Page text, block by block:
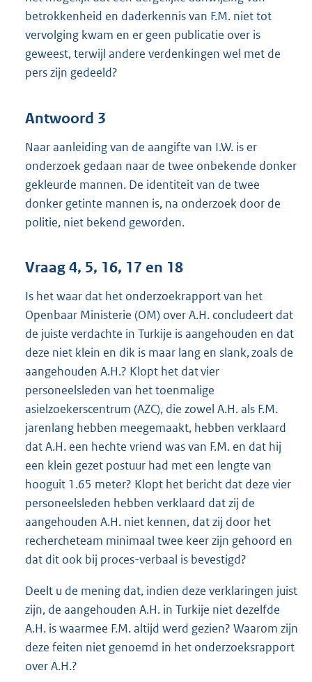
betrokkenheid en daderkennis van F.M. niet tot
vervolging kwam en er geen publicatie over is
geweest, terwijl andere verdenkingen wel met de
pers zijn gedeeld?
Antwoord 3
Naar aanleiding van de aangifte van I.W. is er
onderzoek gedaan naar de twee onbekende donker
gekleurde mannen. De identiteit van de twee
donker getinte mannen is, na onderzoek door de
politie, niet bekend geworden.
Vraag 4, 5, 16, 17 en 18
Is het waar dat het onderzoekrapport van het
Openbaar Ministerie (OM) over A.H. concludeert dat
de juiste verdachte in Turkije is aangehouden en dat
deze niet klein en dik is maar lang en slank, zoals de
aangehouden A.H.? Klopt het dat vier
personeelsleden van het toenmalige
asielzoekerscentrum (AZC), die zowel A.H. als F.M.
jarenlang hebben meegemaakt, hebben verklaard
dat A.H. een hechte vriend was van F.M. en dat hij
een klein gezet postuur had met een lengte van
hooguit 1.65 meter? Klopt het bericht dat deze vier
personeelsleden hebben verklaard dat zij de
aangehouden A.H. niet kennen, dat zij door het
rechercheteam minimaal twee keer zijn gehoord en
dat dit ook bij proces-verbaal is bevestigd?
Deelt u de mening dat, indien deze verklaringen juist
zijn, de aangehouden A.H. in Turkije niet dezelfde
A.H. is waarmee F.M. altijd werd gezien? Waarom zijn
deze feiten niet genoemd in het onderzoeksrapport
over A.H.?